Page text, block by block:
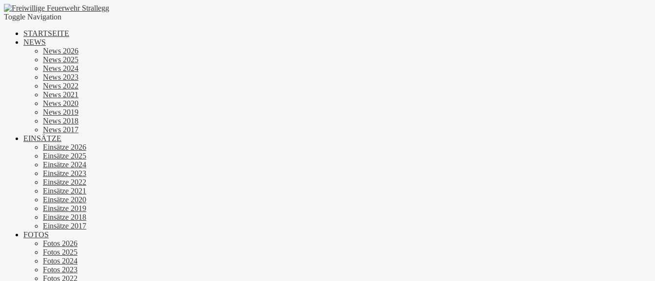
Toggle Navigation
STARTSEITE
NEWS
News 2026
News 2025
News 2024
News 2023
News 2022
News 2021
News 2020
News 2019
News 2018
News 2017
EINSÄTZE
Einsätze 2026
Einsätze 2025
Einsätze 2024
Einsätze 2023
Einsätze 2022
Einsätze 2021
Einsätze 2020
Einsätze 2019
Einsätze 2018
Einsätze 2017
FOTOS
Fotos 2026
Fotos 2025
Fotos 2024
Fotos 2023
Fotos 2022